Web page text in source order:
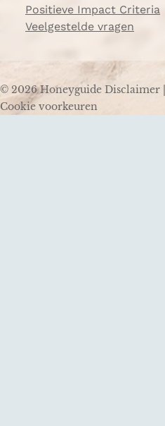
Positieve Impact Criteria
Veelgestelde vragen
© 2026 Honeyguide Disclaimer
Cookie voorkeuren